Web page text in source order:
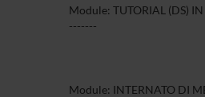
Module: TUTORIAL (DS)
-------
Module: INTERNATO DI